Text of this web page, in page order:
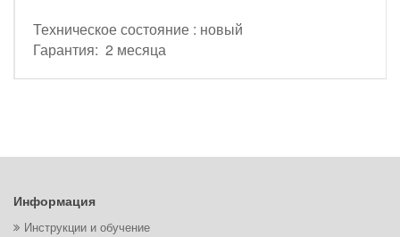
Техническое состояние : новый
Гарантия: 2 месяца
Информация
Инструкции и обучение